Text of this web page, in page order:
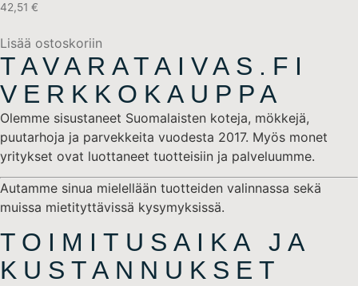
42,51 €
Lisää ostoskoriin
TAVARATAIVAS.FI
VERKKOKAUPPA
Olemme sisustaneet Suomalaisten koteja, mökkejä,
puutarhoja ja parvekkeita vuodesta 2017. Myös monet
yritykset ovat luottaneet tuotteisiin ja palveluumme.
Autamme sinua mielellään tuotteiden valinnassa sekä
muissa mietityttävissä kysymyksissä.
TOIMITUSAIKA JA
KUSTANNUKSET